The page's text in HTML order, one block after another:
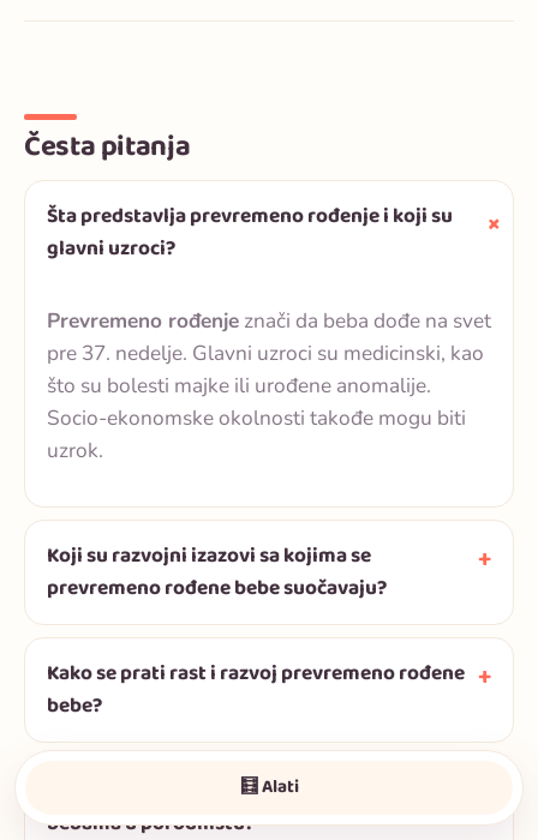
Česta pitanja
Šta predstavlja prevremeno rođenje i koji su
glavni uzroci?
Prevremeno rođenje znači da beba dođe na svet
pre 37. nedelje. Glavni uzroci su medicinski, kao
što su bolesti majke ili urođene anomalije.
Socio-ekonomske okolnosti takođe mogu biti
uzrok.
Koji su razvojni izazovi sa kojima se
prevremeno rođene bebe suočavaju?
Kako se prati rast i razvoj prevremeno rođene
bebe?
Koja nega je potrebna prevremeno rođenim
bebama u porodilištu?
🧮 Alati